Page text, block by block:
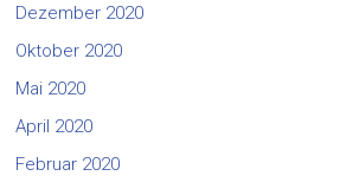
Dezember 2020
Oktober 2020
Mai 2020
April 2020
Februar 2020